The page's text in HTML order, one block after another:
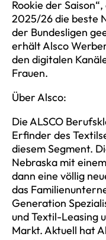
Rookie der
2025/26 die beste
der Bundesligen
erhält Alsco
den digitalen
Frauen.
Über Alsco:
Die ALSCO
Erfinder des
diesem Segment.
Nebraska mit
dann eine völlig
das
Generation
und Textil-Leasing
Markt. Aktuell hat